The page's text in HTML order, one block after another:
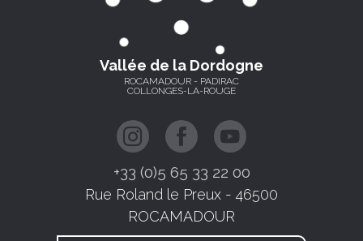
Vallée de la Dordogne
ROCAMADOUR - PADIRAC
COLLONGES-LA-ROUGE
+33 (0)5 65 33 22 00
Rue Roland le Preux - 46500
ROCAMADOUR